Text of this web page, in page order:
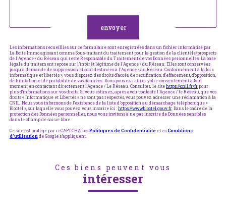
envoyer
Les informations recueillies sur ce formulaire sont enregistrées dans un fichier informatisé par
La Boite Immo agissant comme Sous-traitant du traitement pour la gestion de la clientèle/prospects
de l'Agence / du Réseau qui reste Responsable du Traitement de vos Données personnelles. La base
légale du traitement repose sur l'intérêt légitime de l'Agence / du Réseau. Elles sont conservées
jusqu'à demande de suppression et sont destinées à l'Agence / au Réseau. Conformément à la loi «
informatique et libertés », vous disposez des droits d’accès, de rectification, d’effacement, d’opposition,
de limitation et de portabilité de vos données. Vous pouvez retirer votre consentement à tout
moment en contactant directement l’Agence / Le Réseau. Consultez le sitehttps://cnil.fr/frpour
plus d’informations sur vos droits. Si vous estimez, après avoir contacté l'Agence / le Réseau, que vos
droits « Informatique et Libertés » ne sont pas respectés, vous pouvez adresser une réclamation à la
CNIL. Nous vous informons de l’existence de la liste d'opposition au démarchage téléphonique «
Bloctel », sur laquelle vous pouvez vous inscrire ici :https://www.bloctel.gouv.fr. Dans le cadre de la
protection des Données personnelles, nous vous invitons à ne pas inscrire de Données sensibles
dans le champ de saisie libre.
Ce site est protégé par reCAPTCHA, lesPolitiques de Confidentialité et esConditions
d'utilisation de Google s'appliquent.
Ces biens peuvent vous
intéresser